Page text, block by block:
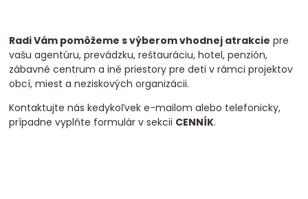
Radi Vám pomôžeme s výberom vhodnej atrakcie pre
vašu agentúru, prevádzku, reštauráciu, hotel, penzión,
zábavné centrum a iné priestory pre deti v rámci projektov
obcí, miest a neziskových organizácii.
Kontaktujte nás kedykoľvek e-mailom alebo telefonicky,
prípadne vyplňte formulár v sekcii CENNÍK.